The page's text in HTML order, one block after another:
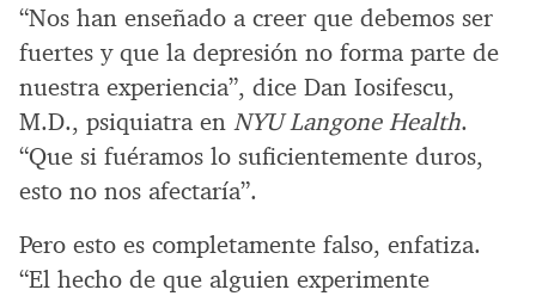
“Nos han enseñado a creer que debemos ser
fuertes y que la depresión no forma parte de
nuestra experiencia”, dice Dan Iosifescu,
M.D., psiquiatra en NYU Langone Health.
“Que si fuéramos lo suficientemente duros,
esto no nos afectaría”.
Pero esto es completamente falso, enfatiza.
“El hecho de que alguien experimente